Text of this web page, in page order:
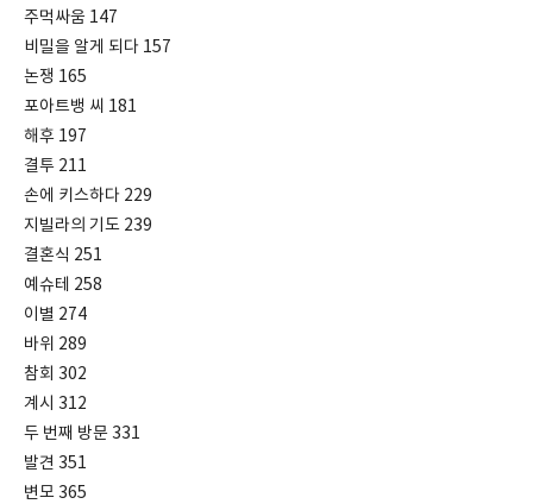
주먹싸움 147
비밀을 알게 되다 157
논쟁 165
포아트뱅 씨 181
해후 197
결투 211
손에 키스하다 229
지빌라의 기도 239
결혼식 251
예슈테 258
이별 274
바위 289
참회 302
계시 312
두 번째 방문 331
발견 351
변모 365